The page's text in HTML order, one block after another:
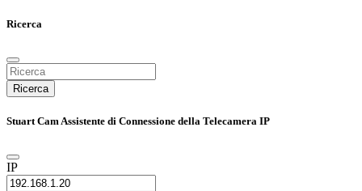
Ricerca
Ricerca
Stuart Cam Assistente di Connessione della Telecamera IP
IP